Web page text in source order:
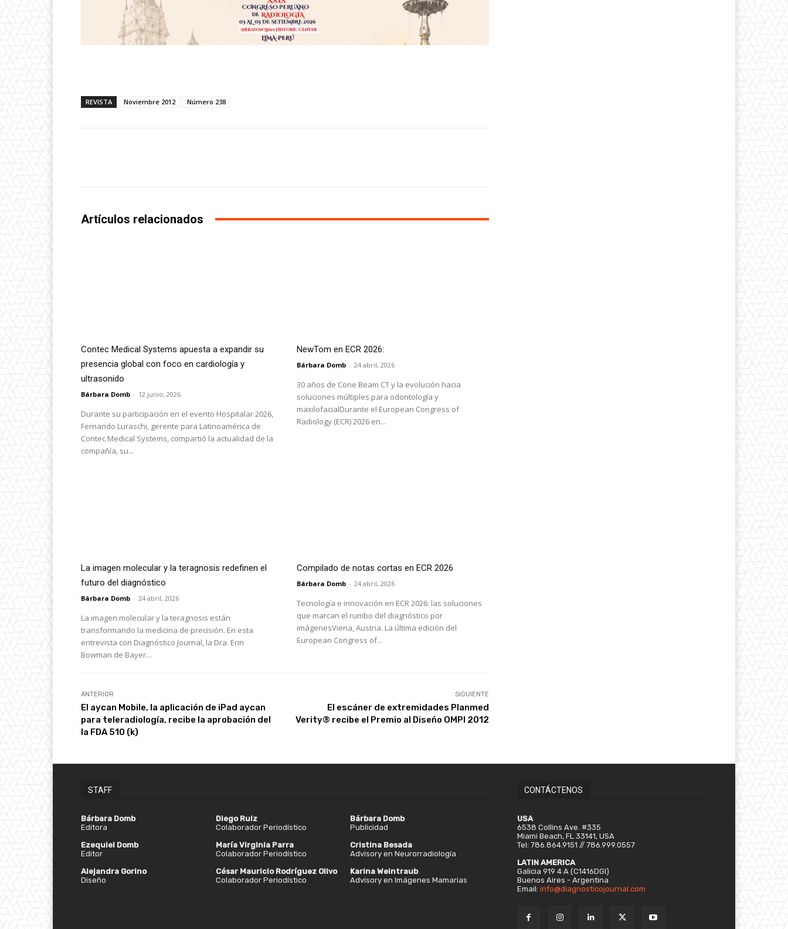
REVISTA Noviembre 2012 Número 238
Artículos relacionados
Contec Medical Systems apuesta a expandir su
presencia global con foco en cardiología y
ultrasonido
Bárbara Domb - 12 junio, 2026
Durante su participación en el evento Hospitalar 2026,
Fernando Luraschi, gerente para Latinoamérica de
Contec Medical Systems, compartió la actualidad de la
compañía, su...
NewTom en ECR 2026:
Bárbara Domb - 24 abril, 2026
30 años de Cone Beam CT y la evolución hacia
soluciones múltiples para odontología y
maxilofacialDurante el European Congress of
Radiology (ECR) 2026 en...
La imagen molecular y la teragnosis redefinen el
futuro del diagnóstico
Bárbara Domb - 24 abril, 2026
La imagen molecular y la teragnosis están
transformando la medicina de precisión. En esta
entrevista con Diagnóstico Journal, la Dra. Erin
Bowman de Bayer...
Compilado de notas cortas en ECR 2026
Bárbara Domb - 24 abril, 2026
Tecnología e innovación en ECR 2026: las soluciones
que marcan el rumbo del diagnóstico por
imágenesViena, Austria. La última edición del
European Congress of...
ANTERIOR
El aycan Mobile, la aplicación de iPad aycan
para teleradiología, recibe la aprobación del
la FDA 510 (k)
SIGUIENTE
El escáner de extremidades Planmed
Verity® recibe el Premio al Diseño OMPI 2012
STAFF
Bárbara Domb
Editora
Ezequiel Domb
Editor
Alejandra Gorino
Diseño
Diego Ruiz
Colaborador Periodístico
María Virginia Parra
Colaborador Periodístico
César Mauricio Rodríguez Olivo
Colaborador Periodístico
Bárbara Domb
Publicidad
Cristina Besada
Advisory en Neurorradiología
Karina Weintraub
Advisory en Imágenes Mamarias
CONTÁCTENOS
USA
6538 Collins Ave. #335
Miami Beach, FL 33141, USA
Tel: 786.864.9151 // 786.999.0557
LATIN AMERICA
Galicia 919 4 A (C1416DGI)
Buenos Aires - Argentina
Email: info@diagnosticojournal.com